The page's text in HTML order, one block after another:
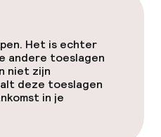
voor kinderen
Het is echter
andere toeslagen
niet zijn
deze toeslagen
in je